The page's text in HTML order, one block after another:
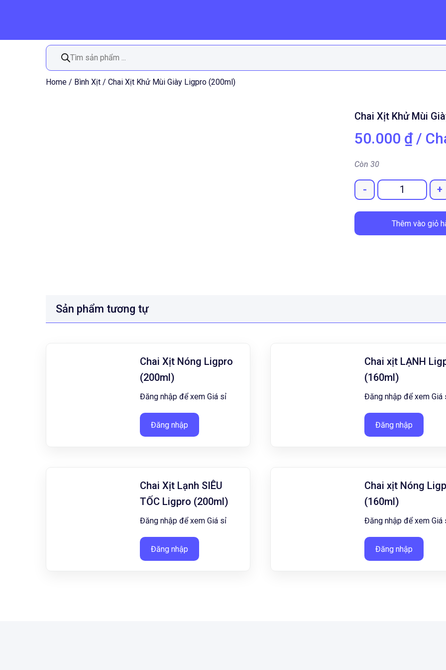
Tìm
kiếm
sản
phẩm
Home / Bình Xịt / Chai Xịt Khử Mùi Giày Ligpro (200ml)
Chai Xịt Khử Mùi
50.000 ₫/
Còn 30
Quantity
- +
Thêm vào giỏ
Sản phẩm tương tự
Chai Xịt Nóng Ligpro
(200ml)
Đăng nhập để xem Giá sỉ
Đăng nhập
Chai xịt LẠNH
(160ml)
Đăng nhập để xem Giá
Đăng nhập
Chai Xịt Lạnh SIÊU
TỐC Ligpro (200ml)
Đăng nhập để xem Giá sỉ
Đăng nhập
Chai xịt Nóng
(160ml)
Đăng nhập để xem Giá
Đăng nhập